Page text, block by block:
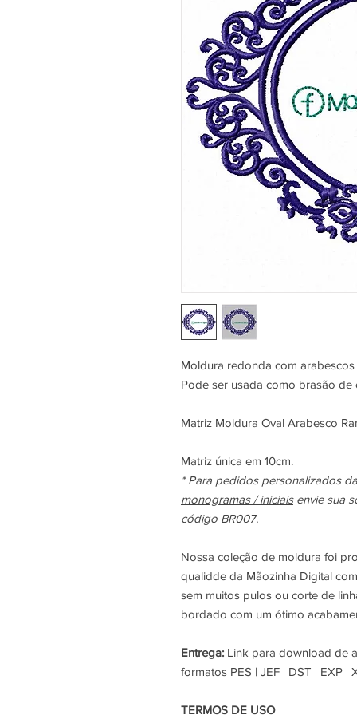
Moldura redonda com
Pode ser usada como brasão de
Matriz Moldura Oval Arabesco
Matriz única em 10cm.
* Para pedidos personalizados
monogramas / iniciaisenvie sua
código BR007.
Nossa coleção de moldura foi
qualidde da Mãozinha Digital
sem muitos pulos ou corte de
bordado com um ótimo
Entrega: Link para download de
formatos PES | JEF | DST | EXP |
TERMOS DE USO